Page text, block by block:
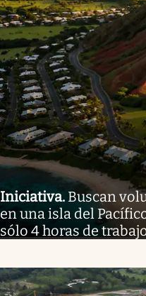
Iniciativa. Buscan
en una isla del
sólo 4 horas de